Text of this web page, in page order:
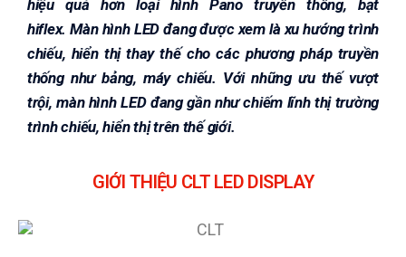
hiệu quả hơn loại hình Pano truyền thống, bạt
hiflex. Màn hình LED đang được xem là xu hướng trình
chiếu, hiển thị thay thế cho các phương pháp truyền
thống như bảng, máy chiếu. Với những ưu thế vượt
trội, màn hình LED đang gần như chiếm lĩnh thị trường
trình chiếu, hiển thị trên thế giới.
GIỚI THIỆU CLT LED DISPLAY